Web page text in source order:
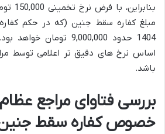
مبلغ کفاره سقط جنین (که در حکم
1404 حدود 9,000,000
اساس نرخ های دقیق تر اعلامی توسط
باشد.
بررسی فتاوای مراجع
خصوص کفاره سقط